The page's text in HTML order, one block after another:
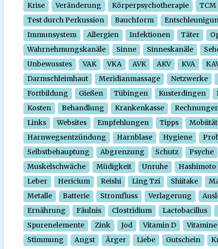
Krise
Veränderung Körperpsychotherapie
TCM
Test durch Perkussion
Bauchform
Immunsystem
Allergien Infektionen Täter
Wahrnehmungskanäle
Sinne Sinneskanäle
Unbewusstes
VAK VKA AVK AKV KVA
Darmschleimhaut
Meridianmassage
Netzwerke
Fortbildung
Gießen Tübingen Kusterdingen
Kosten
Behandlung Krankenkasse
Links
Websites Empfehlungen Tipps
Mobiität
Harnwegsentzündung
Harnblase Hygiene
Selbstbehauptung
Abgrenzung Schutz
Psyche
Muskelschwäche
Müdigkeit Unruhe
Hashimoto
Leber
Hericium Reishi Ling Tzi Shiitake
Metalle
Batterie Stromfluss Verlagerung
Ernährung
Fäulnis Clostridium
Lactobacillus
Spurenelemente
Zink Jod Vitamin D
Vitamine
Stimmung
Angst Ärger Liebe Gutschein